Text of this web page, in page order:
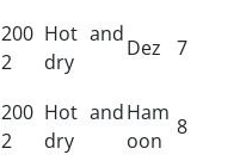
200
2
Hot and
dry
Dez 7
200
2
Hot and
dry
Ham
oon
8